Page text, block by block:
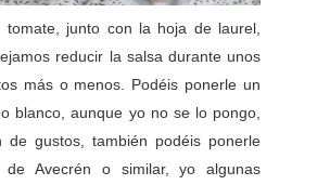
tomate, junto con la hoja de laurel,
reducir la salsa durante unos
más o menos. Podéis ponerle un
blanco, aunque yo no se lo pongo,
gustos, también podéis ponerle
de Avecrén o similar, yo algunas